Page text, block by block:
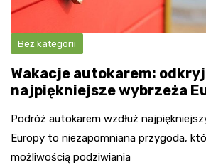
Bez kategorii
Wakacje autokarem: odkryj
najpiękniejsze wybrzeża
Podróż autokarem wzdłuż
Europy to niezapomniana przygoda,
możliwością podziwiania